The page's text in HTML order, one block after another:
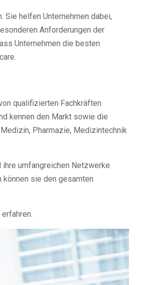
helfen Unternehmen dabei,
Anforderungen der
Unternehmen die besten
qualifizierten Fachkräften
kennen den Markt sowie die
Pharmazie, Medizintechnik
ihre umfangreichen Netzwerke
sie den gesamten